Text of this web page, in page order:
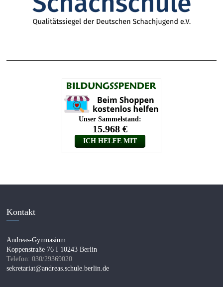
Kontakt
Andreas-Gymnasium
Koppenstraße 76 I 10243 Berlin
Telefon: 030/29369020
sekretariat@andreas.schule.berlin.de